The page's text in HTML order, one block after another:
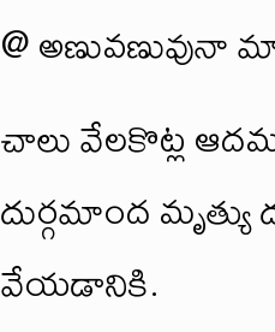
@ అణువణువునా
చాలు వేలకొట్ల
దుర్గమాంద
వేయడానికి.